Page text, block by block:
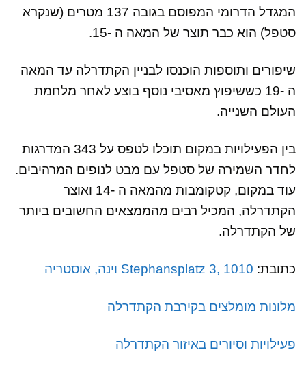
המגדל הדרומי המפוסם בגובה 137 מטרים (שנקרא
סטפל) הוא כבר תוצר של המאה ה -15.
שיפורים ותוספות הוכנסו לבניין הקתדרלה עד המאה
ה -19 כששיפוץ מאסיבי נוסף בוצע לאחר מלחמת
העולם השנייה.
בין הפעילויות במקום תוכלו לטפס על 343 המדרגות
לחדר השמירה של סטפל עם מבט לנופים המרהיבים.
עוד במקום, קטקומבות מהמאה ה -14 ואוצר
הקתדרלה, המכיל רבים מהממצאים החשובים ביותר
של הקתדרלה.
כתובת: Stephansplatz 3, 1010 וינה, אוסטריה
מלונות מומלצים בקירבת הקתדרלה
פעילויות וסיורים באיזור הקתדרלה